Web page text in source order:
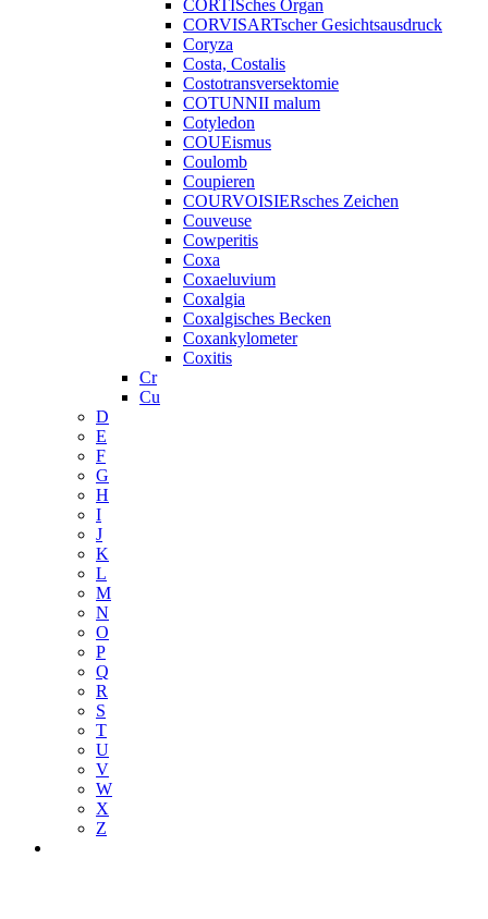
CORTISches Organ
CORVISARTscher Gesichtsausdruck
Coryza
Costa, Costalis
Costotransversektomie
COTUNNII malum
Cotyledon
COUEismus
Coulomb
Coupieren
COURVOISIERsches Zeichen
Couveuse
Cowperitis
Coxa
Coxaeluvium
Coxalgia
Coxalgisches Becken
Coxankylometer
Coxitis
Cr
Cu
D
E
F
G
H
I
J
K
L
M
N
O
P
Q
R
S
T
U
V
W
X
Z